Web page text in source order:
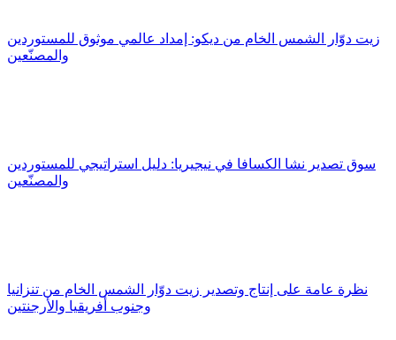
زيت دوّار الشمس الخام من ديكو: إمداد عالمي موثوق للمستوردين
والمصنّعين
سوق تصدير نشا الكسافا في نيجيريا: دليل استراتيجي للمستوردين
والمصنّعين
نظرة عامة على إنتاج وتصدير زيت دوّار الشمس الخام من تنزانيا
وجنوب أفريقيا والأرجنتين